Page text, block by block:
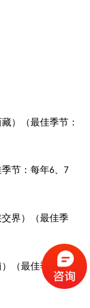
）（最佳季节：
节：每年6 7
界）（最佳季
（最佳季节：每